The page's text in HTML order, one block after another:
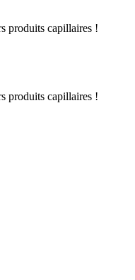
produits capillaires !
produits capillaires !